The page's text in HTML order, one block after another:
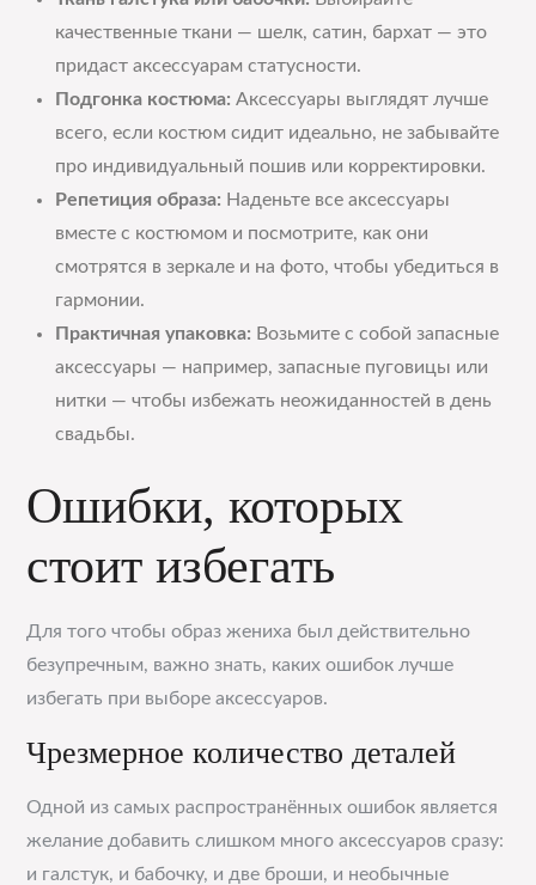
качественные ткани — шелк, сатин, бархат — это
придаст аксессуарам статусности.
Подгонка костюма: Аксессуары выглядят лучше
всего, если костюм сидит идеально, не забывайте
про индивидуальный пошив или корректировки.
Репетиция образа: Наденьте все аксессуары
вместе с костюмом и посмотрите, как они
смотрятся в зеркале и на фото, чтобы убедиться в
гармонии.
Практичная упаковка: Возьмите с собой запасные
аксессуары — например, запасные пуговицы или
нитки — чтобы избежать неожиданностей в день
свадьбы.
Ошибки, которых
стоит избегать
Для того чтобы образ жениха был действительно
безупречным, важно знать, каких ошибок лучше
избегать при выборе аксессуаров.
Чрезмерное количество деталей
Одной из самых распространённых ошибок является
желание добавить слишком много аксессуаров сразу:
и галстук, и бабочку, и две броши, и необычные